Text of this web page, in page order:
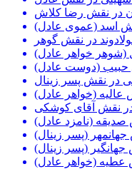
در نقش رضا کلاش
اسد (عموی عادل)
در نقش گوهر
(شوهر خواهر عادل)
(دوست عادل)
در نقش پسر زینال
عالیه (خواهر عادل)
در نقش آقای کوشکی
(نامزد عادل)
(پسر زینال)
(پسر زینال)
عطیه (خواهر عادل)